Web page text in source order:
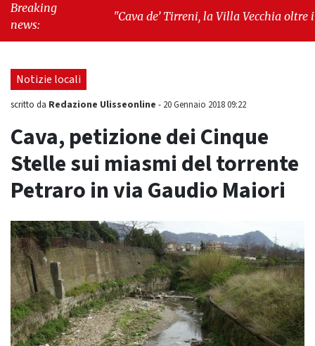
Breaking
news:
"Cava de’ Tirreni, la Villa Vecchia oltre i
seduta consiliare: “Serve chiarezza!”"
Notizie locali
scritto da Redazione Ulisseonline - 20 Gennaio 2018 09:22
Cava, petizione dei Cinque
Stelle sui miasmi del torrente
Petraro in via Gaudio Maiori